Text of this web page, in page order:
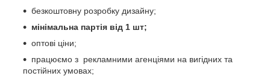
безкоштовну розробку дизайну;
мінімальна партія від 1 шт;
оптові ціни;
працюємо з рекламними агенціями на вигідних та
постійних умовах;